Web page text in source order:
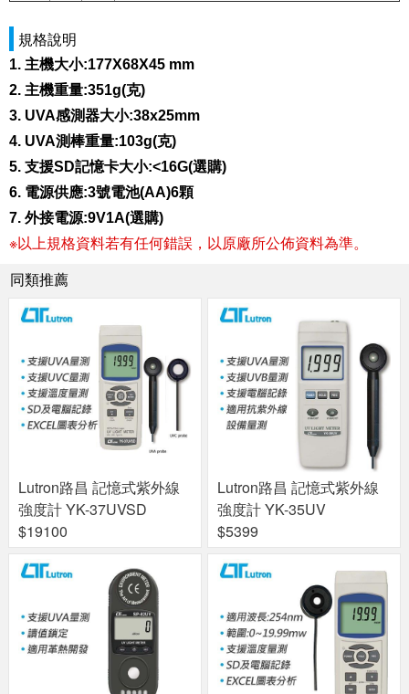
規格說明
1. 主機大小:177X68X45 mm
2. 主機重量:351g(克)
3. UVA感測器大小:38x25mm
4. UVA測棒重量:103g(克)
5. 支援SD記憶卡大小:<16G(選購)
6. 電源供應:3號電池(AA)6顆
7. 外接電源:9V1A(選購)
※以上規格資料若有任何錯誤，以原廠所公佈資料為準。
同類推薦
Lutron路昌 記憶式紫外線
強度計 YK-37UVSD
$19100
Lutron路昌 記憶式紫外線
強度計 YK-35UV
$5399